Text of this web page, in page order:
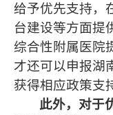
给予优先支持，
台建设等方面提
综合性附属医院
才还可以申报湖
获得相应政策支
此外，对于